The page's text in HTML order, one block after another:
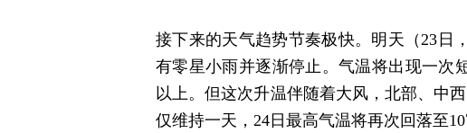
接下来的天气趋势节奏极快。明天（23日
有零星小雨并逐渐停止。气温将出现一次
以上。但这次升温伴随着大风，北部、中
仅维持一天，24日最高气温将再次回落至